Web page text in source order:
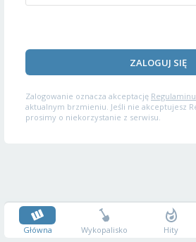
ZALOGUJ SIĘ
Zalogowanie oznacza akceptację
aktualnym brzmieniu. Jeśli nie akceptujesz
prosimy o niekorzystanie z serwisu.
Główna Wykopalisko Hity